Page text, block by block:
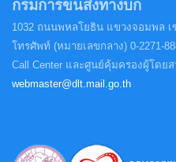
กรมการขนส่งทางบก
1032 ถนนพหลโยธิน แขวงจอมพล
โทรศัพท์ (หมายเลขกลาง) 0-2271-
Call Center และศูนย์คุ้มครองผู้โดย
webmaster@dlt.mail.go.th